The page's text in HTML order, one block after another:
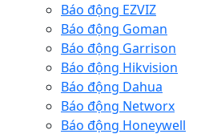
Báo động EZVIZ
Báo động Goman
Báo động Garrison
Báo động Hikvision
Báo động Dahua
Báo động Networx
Báo động Honeywell